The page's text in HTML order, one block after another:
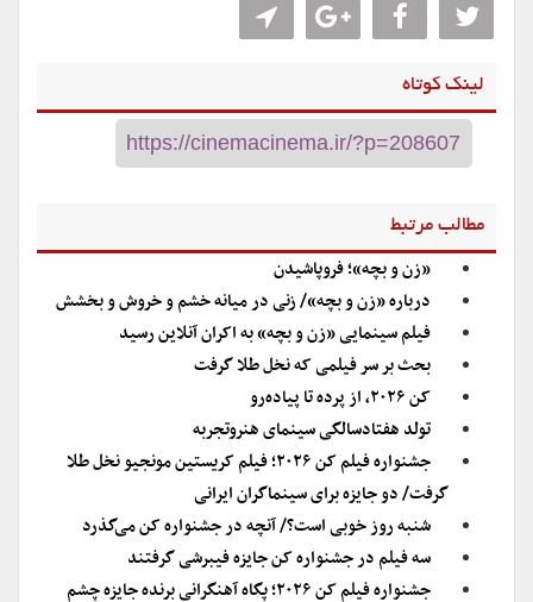
لینک کوتاه
مطالب مرتبط
«زن و بچه»؛ فروپاشیدن
درباره «زن و بچه»/ زنی در میانه خشم و خروش و بخشش
فیلم سینمایی «زن و بچه» به اکران آنلاین رسید
بحث بر سر فیلمی که نخل طلا گرفت
کن ۲۰۲۶، از پرده تا پیاده‌رو
تولد هفتادسالگی سینمای هنروتجربه
جشنواره فیلم کن ۲۰۲۶؛ فیلم کریستین مونجیو نخل طلا
گرفت/ دو جایزه برای سینماگران ایرانی
شنبه روز خوبی است؟/ آنچه در جشنواره کن می‌گذرد
سه فیلم در جشنواره کن جایزه فیبرشی گرفتند
جشنواره فیلم کن ۲۰۲۶؛ پگاه آهنگرانی برنده جایزه چشم